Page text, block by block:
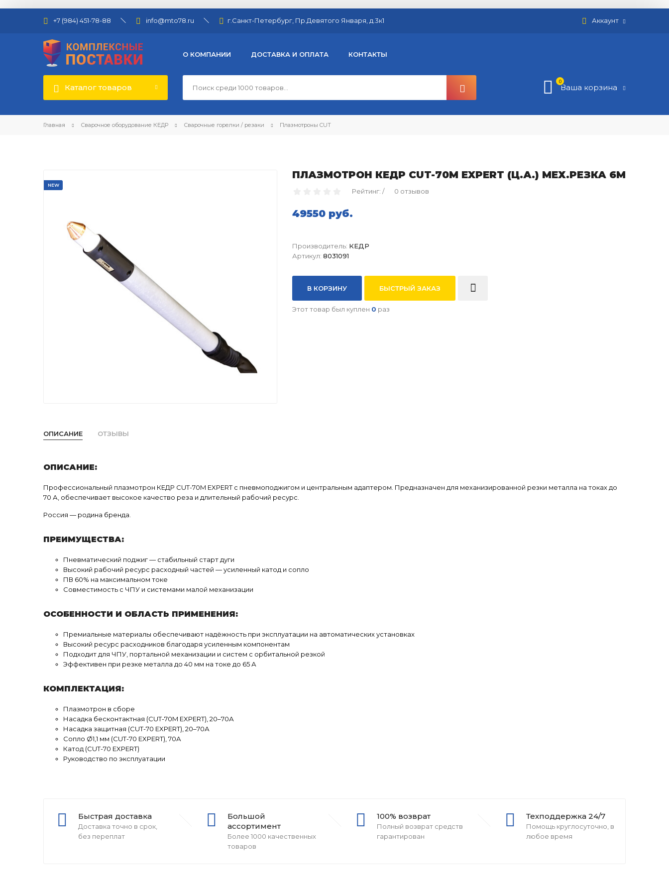
+7 (984) 451-78-88 info@mto78.ru г.Санкт-Петербург, Пр.Девятого Января, д.3к1 Аккаунт
О КОМПАНИИ ДОСТАВКА И ОПЛАТА КОНТАКТЫ
Каталог товаров
0
Ваша корзина
Главная Сварочное оборудование КЕДР Сварочные горелки / резаки Плазмотроны CUT
NEW
ПЛАЗМОТРОН КЕДР CUT-70M EXPERT (Ц.А.) МЕХ.РЕЗКА 6М
Рейтинг: / 0 отзывов
49550 руб.
Производитель: КЕДР
Артикул: 8031091
В КОРЗИНУ БЫСТРЫЙ ЗАКАЗ
Этот товар был куплен 0 раз
ОПИСАНИЕ ОТЗЫВЫ
ОПИСАНИЕ:
Профессиональный плазмотрон КЕДР CUT-70M EXPERT с пневмоподжигом и центральным адаптером. Предназначен для механизированной резки металла на токах до
70 А, обеспечивает высокое качество реза и длительный рабочий ресурс.
Россия — родина бренда.
ПРЕИМУЩЕСТВА:
Пневматический поджиг — стабильный старт дуги
Высокий рабочий ресурс расходный частей — усиленный катод и сопло
ПВ 60% на максимальном токе
Совместимость с ЧПУ и системами малой механизации
ОСОБЕННОСТИ И ОБЛАСТЬ ПРИМЕНЕНИЯ:
Премиальные материалы обеспечивают надёжность при эксплуатации на автоматических установках
Высокий ресурс расходников благодаря усиленным компонентам
Подходит для ЧПУ, портальной механизации и систем с орбитальной резкой
Эффективен при резке металла до 40 мм на токе до 65 А
КОМПЛЕКТАЦИЯ:
Плазмотрон в сборе
Насадка бесконтактная (CUT-70M EXPERT), 20–70А
Насадка защитная (CUT-70 EXPERT), 20–70А
Сопло Ø1,1 мм (CUT-70 EXPERT), 70А
Катод (CUT-70 EXPERT)
Руководство по эксплуатации
Быстрая доставка
Доставка точно в срок,
без переплат
Большой
ассортимент
Более 1000 качественных
товаров
100% возврат
Полный возврат средств
гарантирован
Техподдержка 24/7
Помощь круглосуточно, в
любое время